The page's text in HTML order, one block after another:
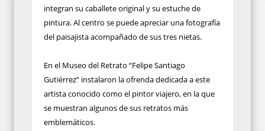
integran su caballete original y su estuche de
pintura. Al centro se puede apreciar una fotografía
del paisajista acompañado de sus tres nietas.
En el Museo del Retrato “Felipe Santiago
Gutiérrez” instalaron la ofrenda dedicada a este
artista conocido como el pintor viajero, en la que
se muestran algunos de sus retratos más
emblemáticos.